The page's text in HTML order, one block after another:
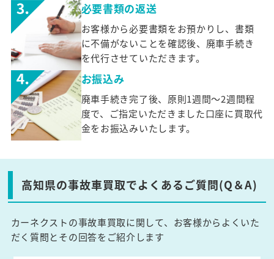
必要書類の返送
お客様から必要書類をお預かりし、書類
に不備がないことを確認後、廃車手続き
を代行させていただきます。
お振込み
廃車手続き完了後、原則1週間～2週間程
度で、ご指定いただきました口座に買取代
金をお振込みいたします。
高知県の事故車買取でよくあるご質問(Q＆A)
カーネクストの事故車買取に関して、お客様からよくいた
だく質問とその回答をご紹介します